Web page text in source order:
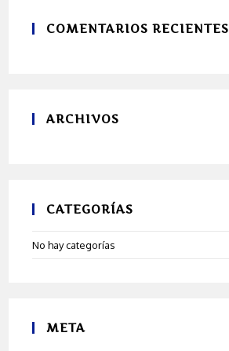
COMENTARIOS RECIENTES
ARCHIVOS
CATEGORÍAS
No hay categorías
META